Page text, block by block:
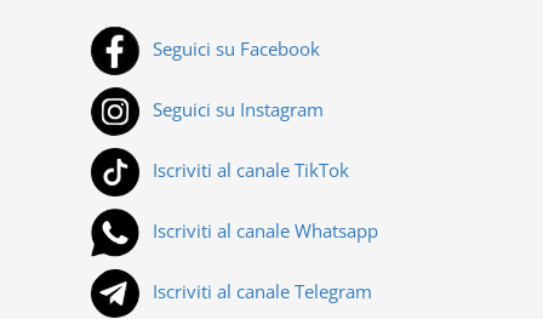
Seguici su Facebook
Seguici su Instagram
Iscriviti al canale TikTok
Iscriviti al canale Whatsapp
Iscriviti al canale Telegram